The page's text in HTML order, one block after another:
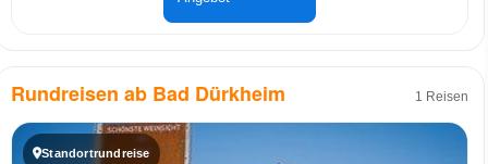
Rundreisen ab Bad Dürkheim 1 Reisen
Standortrundreise